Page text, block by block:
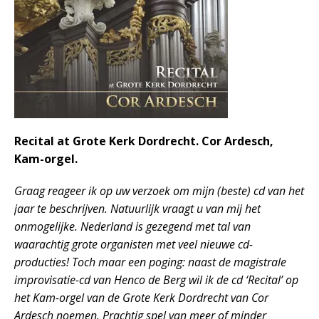
Recital at Grote Kerk Dordrecht. Cor Ardesch,
Kam-orgel.
Graag reageer ik op uw verzoek om mijn (beste) cd van het
jaar te beschrijven. Natuurlijk vraagt u van mij het
onmogelijke. Nederland is gezegend met tal van
waarachtig grote organisten met veel nieuwe cd-
producties! Toch maar een poging: naast de magistrale
improvisatie-cd van Henco de Berg wil ik de cd ‘Recital’ op
het Kam-orgel van de Grote Kerk Dordrecht van Cor
Ardesch noemen. Prachtig spel van meer of minder